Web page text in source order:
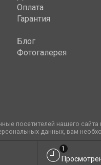
Оплата
Гарантия
Блог
Фотогалерея
посетителей нашего сайта
данных, вам
1